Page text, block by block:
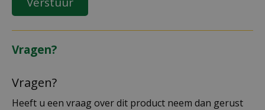
Vragen?
Vragen?
Heeft u een vraag over dit product neem dan gerust